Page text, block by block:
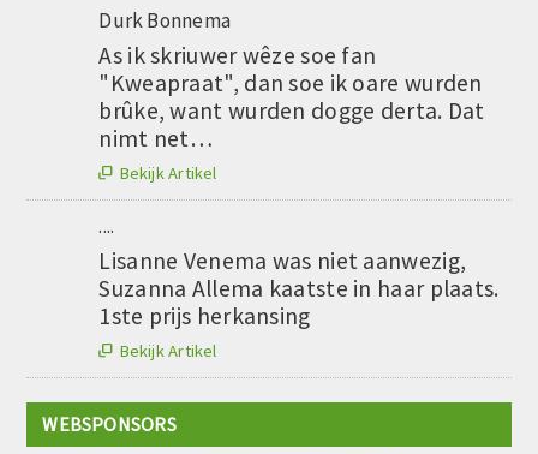
Durk Bonnema
As ik skriuwer wêze soe fan
"Kweapraat", dan soe ik oare wurden
brûke, want wurden dogge derta. Dat
nimt net…
 Bekijk Artikel
....
Lisanne Venema was niet aanwezig,
Suzanna Allema kaatste in haar plaats.
1ste prijs herkansing
 Bekijk Artikel
WEBSPONSORS